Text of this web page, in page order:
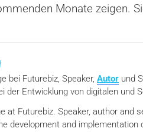
Monate zeigen.
bei Futurebiz, Speaker, Autor und
der Entwicklung von digitalen und
at Futurebiz. Speaker, author and
development and